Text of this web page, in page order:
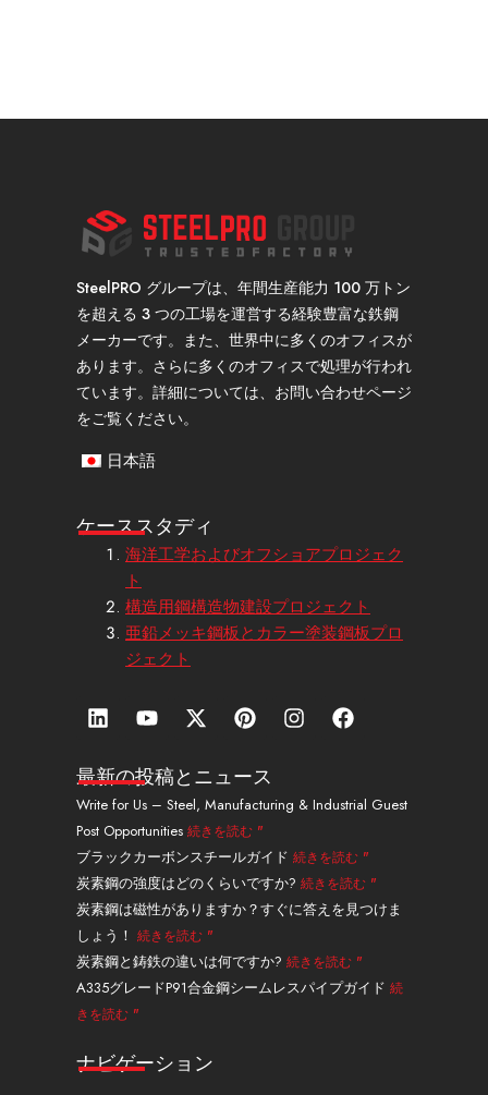
SteelPRO グループは、年間生産能力 100 万トン
を超える 3 つの工場を運営する経験豊富な鉄鋼
メーカーです。また、世界中に多くのオフィスが
あります。さらに多くのオフィスで処理が行われ
ています。詳細については、お問い合わせページ
をご覧ください。
日本語
ケーススタディ
海洋工学およびオフショアプロジェク
ト
構造用鋼構造物建設プロジェクト
亜鉛メッキ鋼板とカラー塗装鋼板プロ
ジェクト
リ
ン
ト
イ
ン
Y
o
t
u
b
e
エ
ッ
ス
・
ツ
イ
ッ
タ
ー
ピ
ン
レ
ス
ト
イ
ン
グ
ラ
フ
ェ
ブ
ッ
最新の投稿とニュース
Write for Us – Steel, Manufacturing & Industrial Guest
Post Opportunities 続きを読む "
ブラックカーボンスチールガイド 続きを読む "
炭素鋼の強度はどのくらいですか? 続きを読む "
炭素鋼は磁性がありますか？すぐに答えを見つけま
しょう！ 続きを読む "
炭素鋼と鋳鉄の違いは何ですか? 続きを読む "
A335グレードP91合金鋼シームレスパイプガイド 続
きを読む "
ナビゲーション